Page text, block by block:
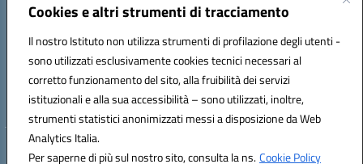
Cookies e altri strumenti di tracciamento
Il nostro Istituto non utilizza strumenti di profilazione degli utenti -
sono utilizzati esclusivamente cookies tecnici necessari al
corretto funzionamento del sito, alla fruibilità dei servizi
istituzionali e alla sua accessibilità – sono utilizzati, inoltre,
strumenti statistici anonimizzati messi a disposizione da Web
Analytics Italia.
Per saperne di più sul nostro sito, consulta la ns.Cookie Policy
Supporto piattaforme DDI (creazione account e rigenerazione credenziali)
supporto_gsuite@itiscannizzarocolleferro.it
Microsoft Office 365 (Teams):
supporto_office365@cannizzaro.onmicrosoft.com
Hosting & Powered by 3D Solution S.r.l.